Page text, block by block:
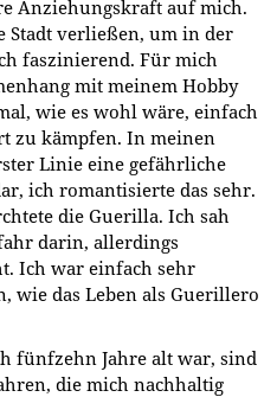
Anziehungskraft auf mich.
Stadt verließen, um in der
faszinierend. Für mich
mit meinem Hobby
wie es wohl wäre, einfach
zu kämpfen. In meinen
Linie eine gefährliche
ich romantisierte das sehr.
die Guerilla. Ich sah
darin, allerdings
Ich war einfach sehr
wie das Leben als Guerillero
fünfzehn Jahre alt war, sind
die mich nachhaltig